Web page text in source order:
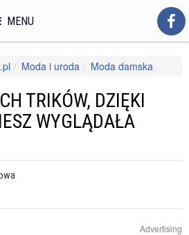
Moda i uroda
Moda damska
którym będziesz wyglądała
TRIKÓW, DZIĘKI
WYGLĄDAŁA
Advertising
MENU